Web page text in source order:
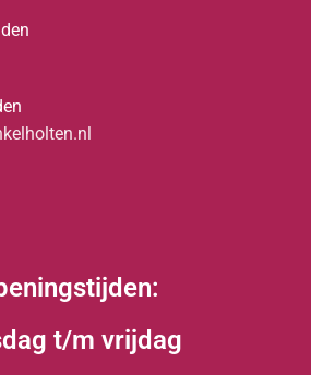
t/m vrijdag